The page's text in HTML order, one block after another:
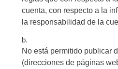
cuenta, con respecto a la
la responsabilidad de la
b.
No está permitido publicar
(direcciones de páginas